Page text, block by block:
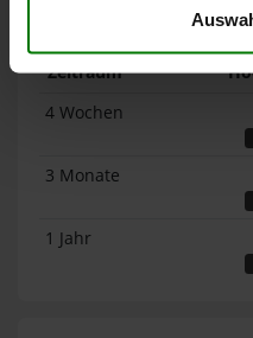
Zeitraum
4 Wochen
3 Monate
1 Jahr